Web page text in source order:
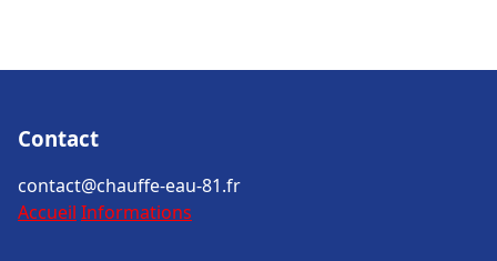
Contact
contact@chauffe-eau-81.fr
Accueil Informations